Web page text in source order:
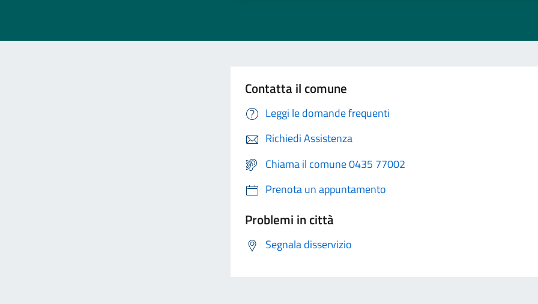
Contatta il comune
Leggi le domande frequenti
Richiedi Assistenza
Chiama il comune 0435 77002
Prenota un appuntamento
Problemi in città
Segnala disservizio